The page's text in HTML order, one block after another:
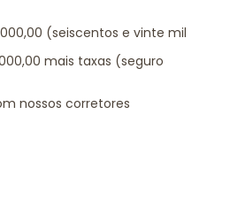
(seiscentos e vinte mil
mais taxas (seguro
nossos corretores